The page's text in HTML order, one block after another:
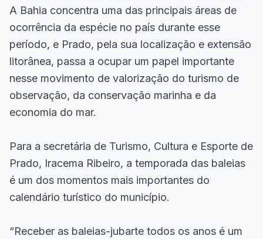
A Bahia concentra uma das principais áreas de
ocorrência da espécie no país durante esse
período, e Prado, pela sua localização e extensão
litorânea, passa a ocupar um papel importante
nesse movimento de valorização do turismo de
observação, da conservação marinha e da
economia do mar.
Para a secretária de Turismo, Cultura e Esporte de
Prado, Iracema Ribeiro, a temporada das baleias
é um dos momentos mais importantes do
calendário turístico do município.
“Receber as baleias-jubarte todos os anos é um